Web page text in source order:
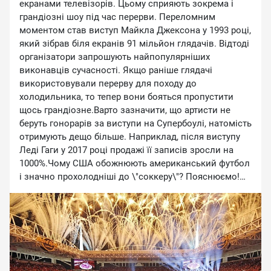
екранами телевізорів. Цьому сприяють зокрема і
грандіозні шоу під час перерви. Переломним
моментом став виступ Майкла Джексона у 1993 році,
який зібрав біля екранів 91 мільйон глядачів. Відтоді
організатори запрошують найпопулярніших
виконавців сучасності. Якщо раніше глядачі
використовували перерву для походу до
холодильника, то тепер вони бояться пропустити
щось грандіозне.Варто зазначити, що артисти не
беруть гонорарів за виступи на Супербоулі, натомість
отримують дещо більше. Наприклад, після виступу
Леді Гаги у 2017 році продажі її записів зросли на
1000%.Чому США обожнюють американський футбол
і значно прохолодніші до \"соккеру\"? Пояснюємо!